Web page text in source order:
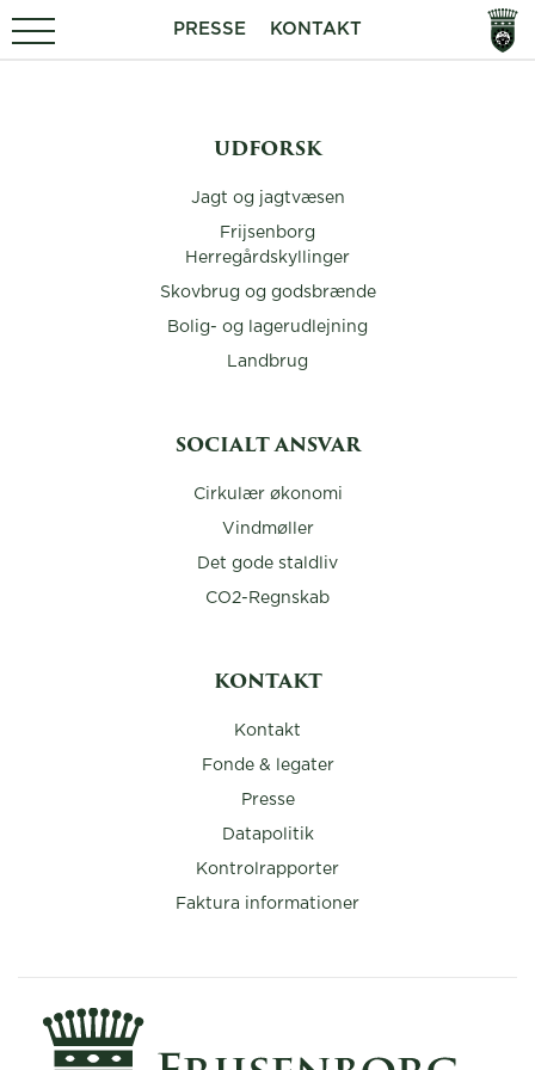
PRESSE KONTAKT
UDFORSK
Jagt og jagtvæsen
Frijsenborg
Herregårdskyllinger
Skovbrug og godsbrænde
Bolig- og lagerudlejning
Landbrug
SOCIALT ANSVAR
Cirkulær økonomi
Vindmøller
Det gode staldliv
CO2-Regnskab
KONTAKT
Kontakt
Fonde & legater
Presse
Datapolitik
Kontrolrapporter
Faktura informationer